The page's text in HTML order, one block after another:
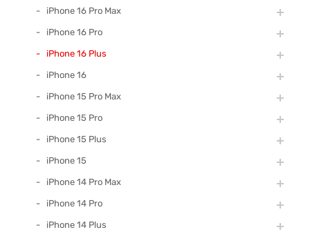
iPhone 16 Pro Max
iPhone 16 Pro
iPhone 16 Plus
iPhone 16
iPhone 15 Pro Max
iPhone 15 Pro
iPhone 15 Plus
iPhone 15
iPhone 14 Pro Max
iPhone 14 Pro
iPhone 14 Plus